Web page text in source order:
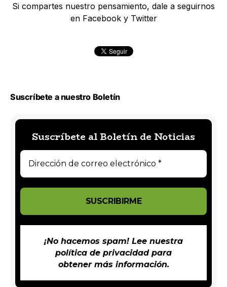
Si compartes nuestro pensamiento, dale a seguirnos
en Facebook y Twitter
Suscríbete a nuestro Boletín
Suscríbete al Boletín de Noticias
¡No hacemos spam! Lee nuestra
política de privacidadpara
obtener más información.